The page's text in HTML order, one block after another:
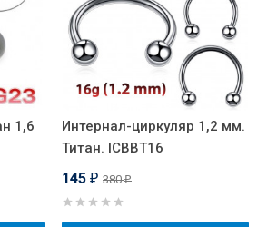
1,6
Интернал-циркуляр 1,2 мм.
Титан. ICBBT16
145 ₽ 380₽